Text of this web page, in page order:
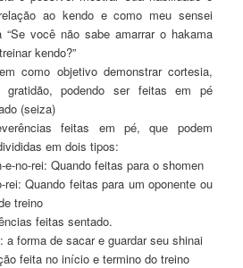
ao kendo e como meu sensei
“Se você não sabe amarrar o hakama
kendo?”
como objetivo demonstrar cortesia,
gratidão, podendo ser feitas em pé
(seiza)
feitas em pé, que podem
em dois tipos:
e-no-rei: Quando feitas para o shomen
rei: Quando feitas para um oponente ou
treino
feitas sentado.
a forma de sacar e guardar seu shinai
feita no início e termino do treino